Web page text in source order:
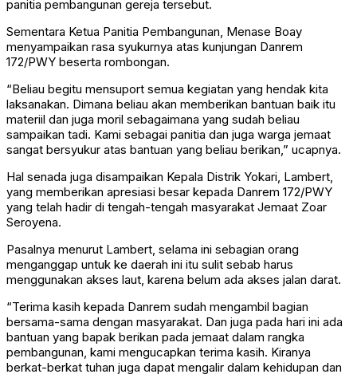
panitia pembangunan gereja tersebut.
Sementara Ketua Panitia Pembangunan, Menase Boay
menyampaikan rasa syukurnya atas kunjungan Danrem
172/PWY beserta rombongan.
“Beliau begitu mensuport semua kegiatan yang hendak kita
laksanakan. Dimana beliau akan memberikan bantuan baik itu
materiil dan juga moril sebagaimana yang sudah beliau
sampaikan tadi. Kami sebagai panitia dan juga warga jemaat
sangat bersyukur atas bantuan yang beliau berikan,” ucapnya.
Hal senada juga disampaikan Kepala Distrik Yokari, Lambert,
yang memberikan apresiasi besar kepada Danrem 172/PWY
yang telah hadir di tengah-tengah masyarakat Jemaat Zoar
Seroyena.
Pasalnya menurut Lambert, selama ini sebagian orang
menganggap untuk ke daerah ini itu sulit sebab harus
menggunakan akses laut, karena belum ada akses jalan darat.
“Terima kasih kepada Danrem sudah mengambil bagian
bersama-sama dengan masyarakat. Dan juga pada hari ini ada
bantuan yang bapak berikan pada jemaat dalam rangka
pembangunan, kami mengucapkan terima kasih. Kiranya
berkat-berkat tuhan juga dapat mengalir dalam kehidupan dan